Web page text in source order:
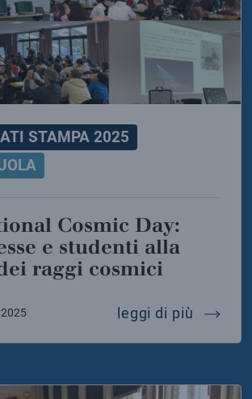
STAMPA 2025
e studenti alla
raggi cosmici
2025 leggi di più